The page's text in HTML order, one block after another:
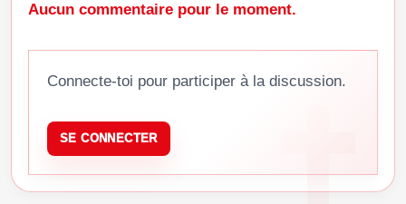
Aucun commentaire pour le moment.
Connecte-toi pour participer à la discussion.
SE CONNECTER